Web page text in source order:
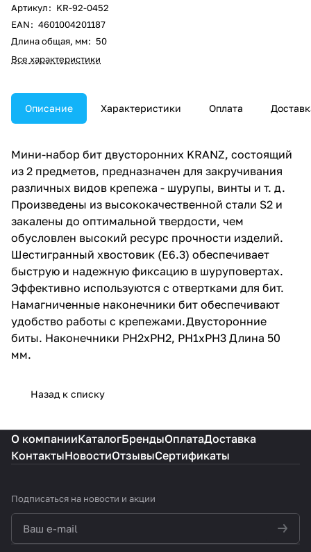
Артикул: KR-92-0452
EAN: 4601004201187
Длина общая, мм: 50
Все характеристики
Описание Характеристики Оплата
Мини-набор бит двусторонних KRANZ, состоящий
из 2 предметов, предназначен для закручивания
различных видов крепежа - шурупы, винты и т. д.
Произведены из высококачественной стали S2 и
закалены до оптимальной твердости, чем
обусловлен высокий ресурс прочности изделий.
Шестигранный хвостовик (Е6.3) обеспечивает
быструю и надежную фиксацию в шуруповертах.
Эффективно используются с отвертками для бит.
Намагниченные наконечники бит обеспечивают
удобство работы с крепежами.Двусторонние
биты. Наконечники PH2xPH2, PH1xPH3 Длина 50
мм.
Назад к списку
О компанииКаталогБрендыОплатаДоставка
КонтактыНовостиОтзывыСертификаты
Подписаться на новости и акции